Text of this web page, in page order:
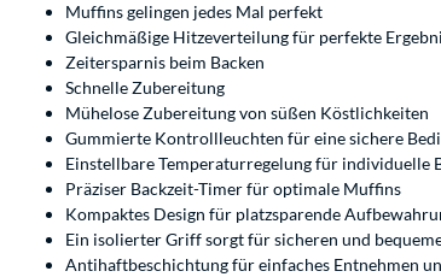
Muffins gelingen jedes Mal perfekt
Gleichmäßige Hitzeverteilung für perfekte
Zeitersparnis beim Backen
Schnelle Zubereitung
Mühelose Zubereitung von süßen Köstlichkeiten
Gummierte Kontrollleuchten für eine sichere
Einstellbare Temperaturregelung für individuelle
Präziser Backzeit-Timer für optimale Muffins
Kompaktes Design für platzsparende
Ein isolierter Griff sorgt für sicheren und
Antihaftbeschichtung für einfaches Entnehmen